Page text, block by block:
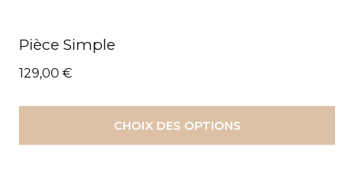
Pièce Simple
129,00 €
CHOIX DES OPTIONS